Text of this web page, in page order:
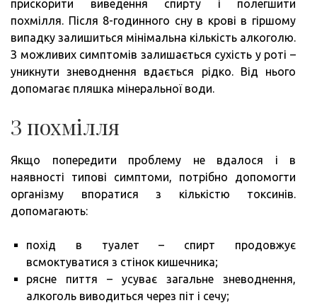
прискорити виведення спирту і полегшити
похмілля. Після 8-годинного сну в крові в гіршому
випадку залишиться мінімальна кількість алкоголю.
З можливих симптомів залишається сухість у роті –
уникнути зневоднення вдається рідко. Від нього
допомагає пляшка мінеральної води.
З похмілля
Якщо попередити проблему не вдалося і в
наявності типові симптоми, потрібно допомогти
організму впоратися з кількістю токсинів.
допомагають:
похід в туалет – спирт продовжує
всмоктуватися з стінок кишечника;
рясне пиття – усуває загальне зневоднення,
алкоголь виводиться через піт і сечу;